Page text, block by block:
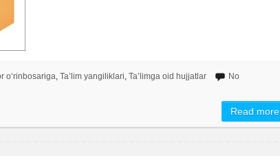
o‘rinbosariga, Ta’lim yangiliklari, Ta’limga oid hujjatlar
No
Read more